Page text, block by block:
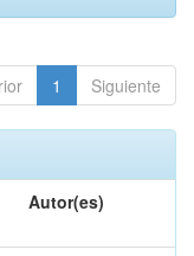
1 Siguiente
Autor(es)